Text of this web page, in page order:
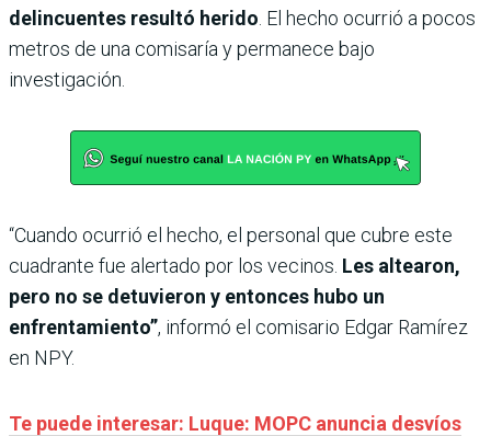
delincuentes resultó herido . El hecho ocurrió a pocos
metros de una comisaría y permanece bajo
investigación.
“Cuando ocurrió el hecho, el personal que cubre este
cuadrante fue alertado por los vecinos. Les altearon,
pero no se detuvieron y entonces hubo un
enfrentamiento”, informó el comisario Edgar Ramírez
en NPY.
Te puede interesar: Luque: MOPC anuncia desvíos